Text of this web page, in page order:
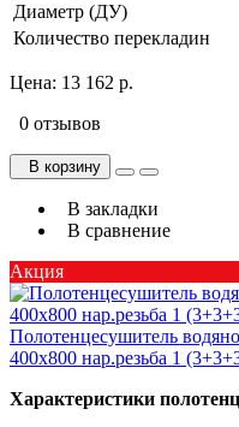
Диаметр (ДУ)
Количество перекладин
Цена: 13 162 р.
0 отзывов
В корзину
В закладки
В сравнение
Акция
Полотенцесушитель
400х800 нар.резьба 1
Характеристики